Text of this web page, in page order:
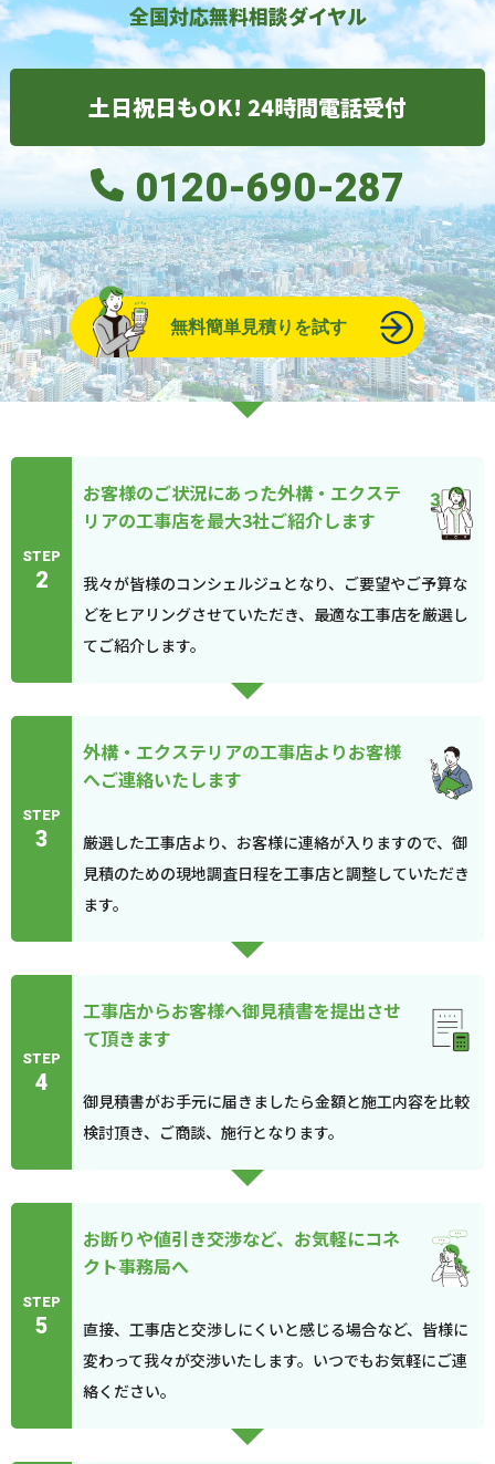
全国対応無料相談ダイヤル
土日祝日もOK! 24時間電話受付
0120-690-287
無料簡単見積りを試す
STEP
2
お客様のご状況にあった外構・エクステ
リアの工事店を最大3社ご紹介します
我々が皆様のコンシェルジュとなり、ご要望やご予算な
どをヒアリングさせていただき、最適な工事店を厳選し
てご紹介します。
STEP
3
外構・エクステリアの工事店よりお客様
へご連絡いたします
厳選した工事店より、お客様に連絡が入りますので、御
見積のための現地調査日程を工事店と調整していただき
ます。
STEP
4
工事店からお客様へ御見積書を提出させ
て頂きます
御見積書がお手元に届きましたら金額と施工内容を比較
検討頂き、ご商談、施行となります。
STEP
5
お断りや値引き交渉など、お気軽にコネ
クト事務局へ
直接、工事店と交渉しにくいと感じる場合など、皆様に
変わって我々が交渉いたします。いつでもお気軽にご連
絡ください。